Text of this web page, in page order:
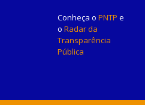
Conheça o PNTP e
o Radar da
Transparência
Pública